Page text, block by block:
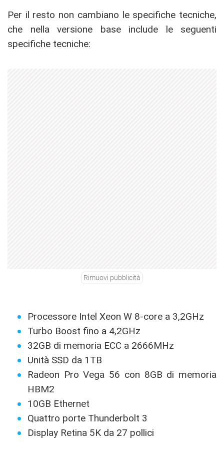
Per il resto non cambiano le specifiche tecniche,
che nella versione base include le seguenti
specifiche tecniche:
Rimuovi pubblicità
Processore Intel Xeon W 8-core a 3,2GHz
Turbo Boost fino a 4,2GHz
32GB di memoria ECC a 2666MHz
Unità SSD da 1TB
Radeon Pro Vega 56 con 8GB di memoria
HBM2
10GB Ethernet
Quattro porte Thunderbolt 3
Display Retina 5K da 27 pollici